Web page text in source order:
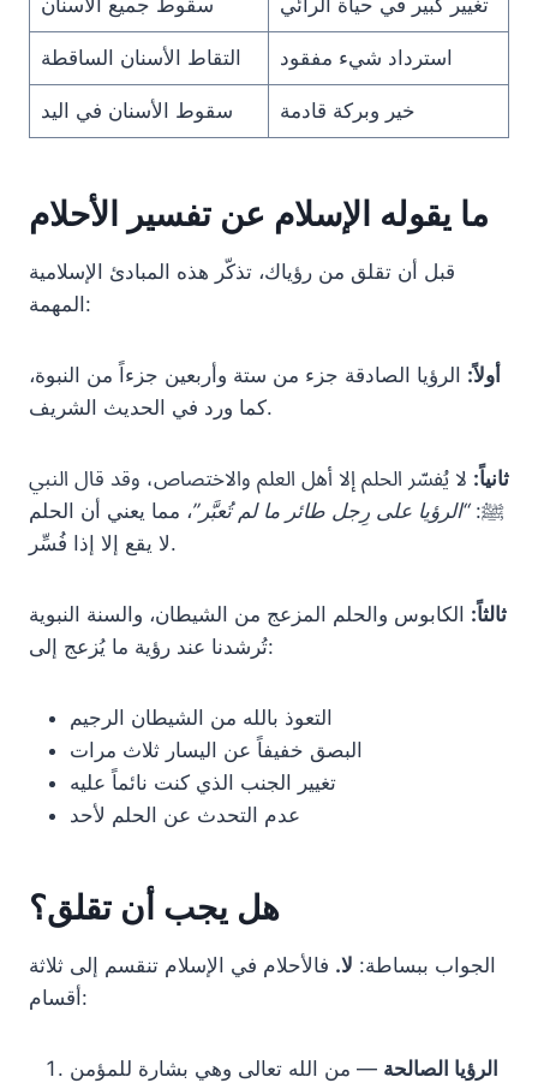
التقاط الأسنان الساقطة استرداد شيء مفقود
سقوط الأسنان في اليد خير وبركة قادمة
ما يقوله الإسلام عن تفسير الأحلام
قبل أن تقلق من رؤياك، تذكّر هذه المبادئ الإسلامية
المهمة:
أولاً: الرؤيا الصادقة جزء من ستة وأربعين جزءاً من النبوة،
كما ورد في الحديث الشريف.
ثانياً: لا يُفسّر الحلم إلا أهل العلم والاختصاص، وقد قال النبي
ﷺ:“الرؤيا على رِجل طائر ما لم تُعبَّر”، مما يعني أن الحلم
لا يقع إلا إذا فُسِّر.
ثالثاً: الكابوس والحلم المزعج من الشيطان، والسنة النبوية
تُرشدنا عند رؤية ما يُزعج إلى:
التعوذ بالله من الشيطان الرجيم
البصق خفيفاً عن اليسار ثلاث مرات
تغيير الجنب الذي كنت نائماً عليه
عدم التحدث عن الحلم لأحد
هل يجب أن تقلق؟
الجواب ببساطة: لا. فالأحلام في الإسلام تنقسم إلى ثلاثة
أقسام:
الرؤيا الصالحة — من الله تعالى وهي بشارة للمؤمن